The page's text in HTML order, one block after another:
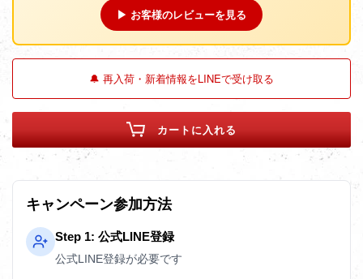
▶ お客様のレビューを見る
🔔 再入荷・新着情報をLINEで受け取る
カートに入れる
キャンペーン参加方法
Step 1: 公式LINE登録
公式LINE登録が必要です